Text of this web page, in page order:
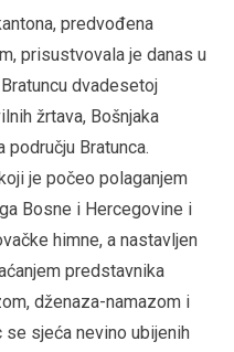
predvođena
prisustvovala je danas u
dvadesetoj
žrtava, Bošnjaka
Bratunca.
je počeo polaganjem
Bosne i Hercegovine i
himne, a nastavljen
predstavnika
dženaza-namazom i
se sjeća nevino ubijenih